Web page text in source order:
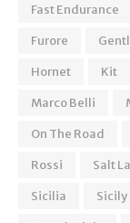
Fast Endurance
Furore
Hornet
Kit
Marco Belli
On The Road
Rossi
Salt
Sicilia
Sicily